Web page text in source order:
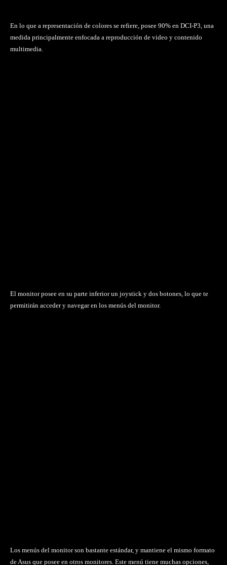
En lo que a representación de colores se refiere, posee 90% en DCI-P3, una
medida principalmente enfocada a reproducción de video y contenido
multimedia.
El monitor posee en su parte inferior un joystick y dos botones, lo que te
permitirán acceder y navegar en los menús del monitor.
Los menús del monitor son bastante estándar, y mantiene el mismo formato
de Asus que posee en otros monitores. Este menú tiene muchas opciones,